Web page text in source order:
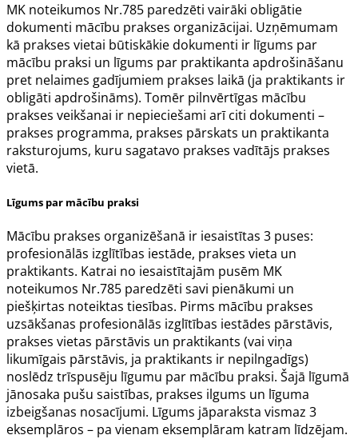
MK noteikumos Nr.785 paredzēti vairāki obligātie
dokumenti mācību prakses organizācijai. Uzņēmumam
kā prakses vietai būtiskākie dokumenti ir līgums par
mācību praksi un līgums par praktikanta apdrošināšanu
pret nelaimes gadījumiem prakses laikā (ja praktikants ir
obligāti apdrošināms). Tomēr pilnvērtīgas mācību
prakses veikšanai ir nepieciešami arī citi dokumenti –
prakses programma, prakses pārskats un praktikanta
raksturojums, kuru sagatavo prakses vadītājs prakses
vietā.
Līgums par mācību praksi
Mācību prakses organizēšanā ir iesaistītas 3 puses:
profesionālās izglītības iestāde, prakses vieta un
praktikants. Katrai no iesaistītajām pusēm MK
noteikumos Nr.785 paredzēti savi pienākumi un
piešķirtas noteiktas tiesības. Pirms mācību prakses
uzsākšanas profesionālās izglītības iestādes pārstāvis,
prakses vietas pārstāvis un praktikants (vai viņa
likumīgais pārstāvis, ja praktikants ir nepilngadīgs)
noslēdz trīspusēju līgumu par mācību praksi. Šajā līgumā
jānosaka pušu saistības, prakses ilgums un līguma
izbeigšanas nosacījumi. Līgums jāparaksta vismaz 3
eksemplāros – pa vienam eksemplāram katram līdzējam.